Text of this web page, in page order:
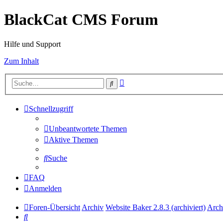
BlackCat CMS Forum
Hilfe und Support
Zum Inhalt
Suche
Schnellzugriff
Unbeantwortete Themen
Aktive Themen
Suche
FAQ
Anmelden
Foren-ÜbersichtArchiv Website Baker 2.8.3 (archiviert)
Suche